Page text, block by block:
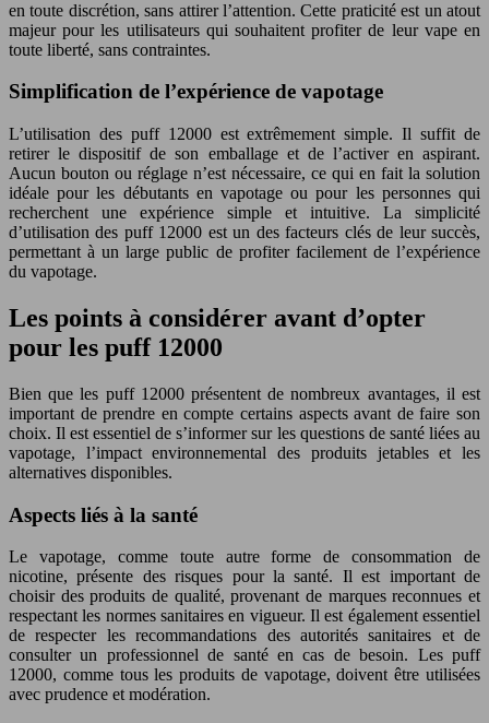
en toute discrétion, sans attirer l’attention. Cette praticité est un atout
majeur pour les utilisateurs qui souhaitent profiter de leur vape en
toute liberté, sans contraintes.
Simplification de l’expérience de vapotage
L’utilisation des puff 12000 est extrêmement simple. Il suffit de
retirer le dispositif de son emballage et de l’activer en aspirant.
Aucun bouton ou réglage n’est nécessaire, ce qui en fait la solution
idéale pour les débutants en vapotage ou pour les personnes qui
recherchent une expérience simple et intuitive. La simplicité
d’utilisation des puff 12000 est un des facteurs clés de leur succès,
permettant à un large public de profiter facilement de l’expérience
du vapotage.
Les points à considérer avant d’opter
pour les puff 12000
Bien que les puff 12000 présentent de nombreux avantages, il est
important de prendre en compte certains aspects avant de faire son
choix. Il est essentiel de s’informer sur les questions de santé liées au
vapotage, l’impact environnemental des produits jetables et les
alternatives disponibles.
Aspects liés à la santé
Le vapotage, comme toute autre forme de consommation de
nicotine, présente des risques pour la santé. Il est important de
choisir des produits de qualité, provenant de marques reconnues et
respectant les normes sanitaires en vigueur. Il est également essentiel
de respecter les recommandations des autorités sanitaires et de
consulter un professionnel de santé en cas de besoin. Les puff
12000, comme tous les produits de vapotage, doivent être utilisées
avec prudence et modération.